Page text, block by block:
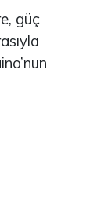
güç